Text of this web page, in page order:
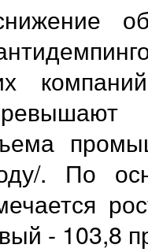
. По
- 103,8